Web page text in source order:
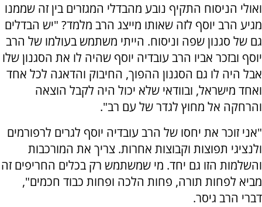
ואולי הניסוח התקיף נובע מהבדלי המגזרים בין זה שממנו
מגיע הרב יוסף לזה שאותו מייצג הרב מלמד? "יש הבדלים
גם של סגנון שפה וניסוח. הייתי משתמש בעולמו של הרב
יוסף ובזכר אביו הרב עובדיה יוסף שהיה לו את הסגנון שלו
אבל היה לו גם הסגנון ההפוך, החיבוק והדאגה לכל אחד
ואחד מישראל, ובוודאי שלא יכול היה לקבל הוצאה
והרחקה אל מחוץ לגדר של עם רב".
"אני זוכר את יחסו של הרב עובדיה יוסף לגרים לרפורמים
ולנציגי תפוצות וקבוצות אחרות. צריך את המורכבות
והשלמות הזו גם יחד. מי שמשתמש רק בכלים החריפים זה
מביא לפחות תורה, פחות הלכה ופחות כבוד חכמים",
דברי הרב גיסר.